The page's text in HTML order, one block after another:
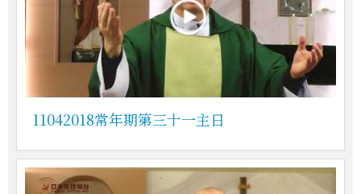
11042018常年期第三十一主日